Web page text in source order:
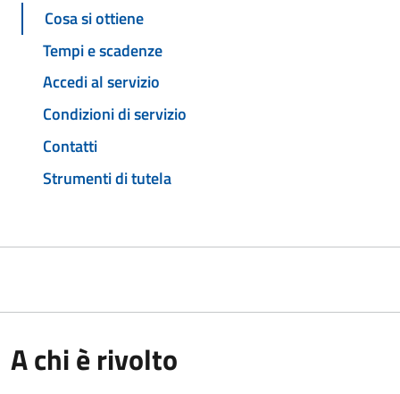
Cosa si ottiene
Tempi e scadenze
Accedi al servizio
Condizioni di servizio
Contatti
Strumenti di tutela
A chi è rivolto